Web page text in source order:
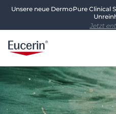
Unsere neue DermoPure Clinical
Jetzt